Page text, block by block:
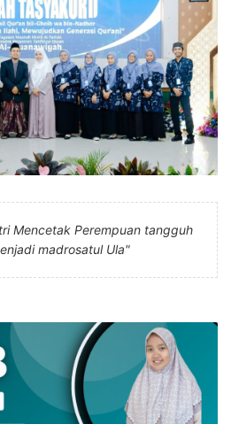
Mencetak Perempuan tangguh
madrosatul Ula"